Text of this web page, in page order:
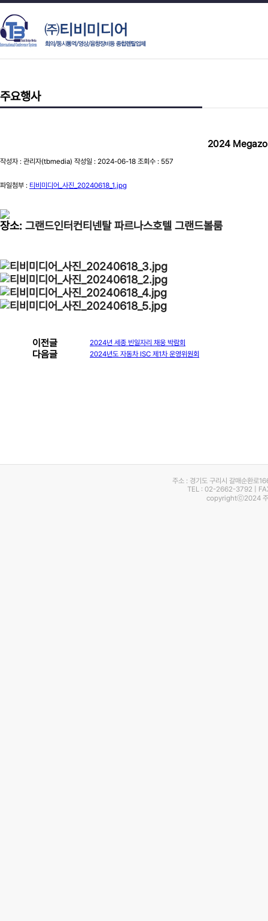
주요행사
2024
작성자 : 관리자(tbmedia) 작성일 : 2024-06-18 조회수 : 557
파일첨부 : 티비미디어_사진_20240618_1.jpg
장소: 그랜드인터컨티넨탈 파르나스호텔 그랜드볼룸
이전글 2024년 세종 빈일자리 채웅 박람회
다음글 2024년도 자동차 ISC 제1차 운영위원회
주소 : 경기도 구리시 갈매순환로
TEL : 02-2662-3792 |
copyrightⓒ2024 주